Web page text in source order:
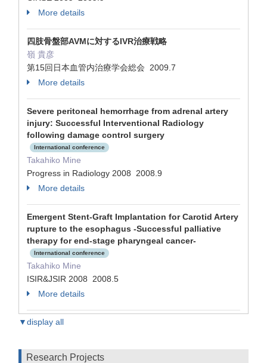
More details
四肢骨盤部AVMに対するIVR治療戦略
嶺 貴彦
第15回日本血管内治療学会総会 2009.7
More details
Severe peritoneal hemorrhage from adrenal artery
injury: Successful Interventional Radiology
following damage control surgery
International conference
Takahiko Mine
Progress in Radiology 2008 2008.9
More details
Emergent Stent-Graft Implantation for Carotid Artery
rupture to the esophagus -Successful palliative
therapy for end-stage pharyngeal cancer-
International conference
Takahiko Mine
ISIR&JSIR 2008 2008.5
More details
▼display all
Research Projects